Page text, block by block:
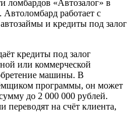
ломбардов «Автозалог» в
работает с
и кредиты под залог
кредиты под залог
или коммерческой
машины. В
программы, он может
до 2 000 000 рублей.
на счёт клиента,